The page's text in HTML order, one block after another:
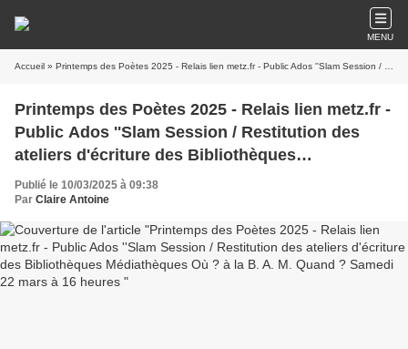
MENU
Accueil » Printemps des Poètes 2025 - Relais lien metz.fr - Public Ados ''Slam Session / Restitution des ateliers d'écriture des Bibliothèques Médiathèques Où ? à la B. A. M. Quand ? Samedi 22 mars à 16 heures
Printemps des Poètes 2025 - Relais lien metz.fr -
Public Ados ''Slam Session / Restitution des
ateliers d'écriture des Bibliothèques
Médiathèques Où ? à la B. A. M. Quand ?
Samedi 22 mars à 16 heures
Publié le 10/03/2025 à 09:38
Par Claire Antoine